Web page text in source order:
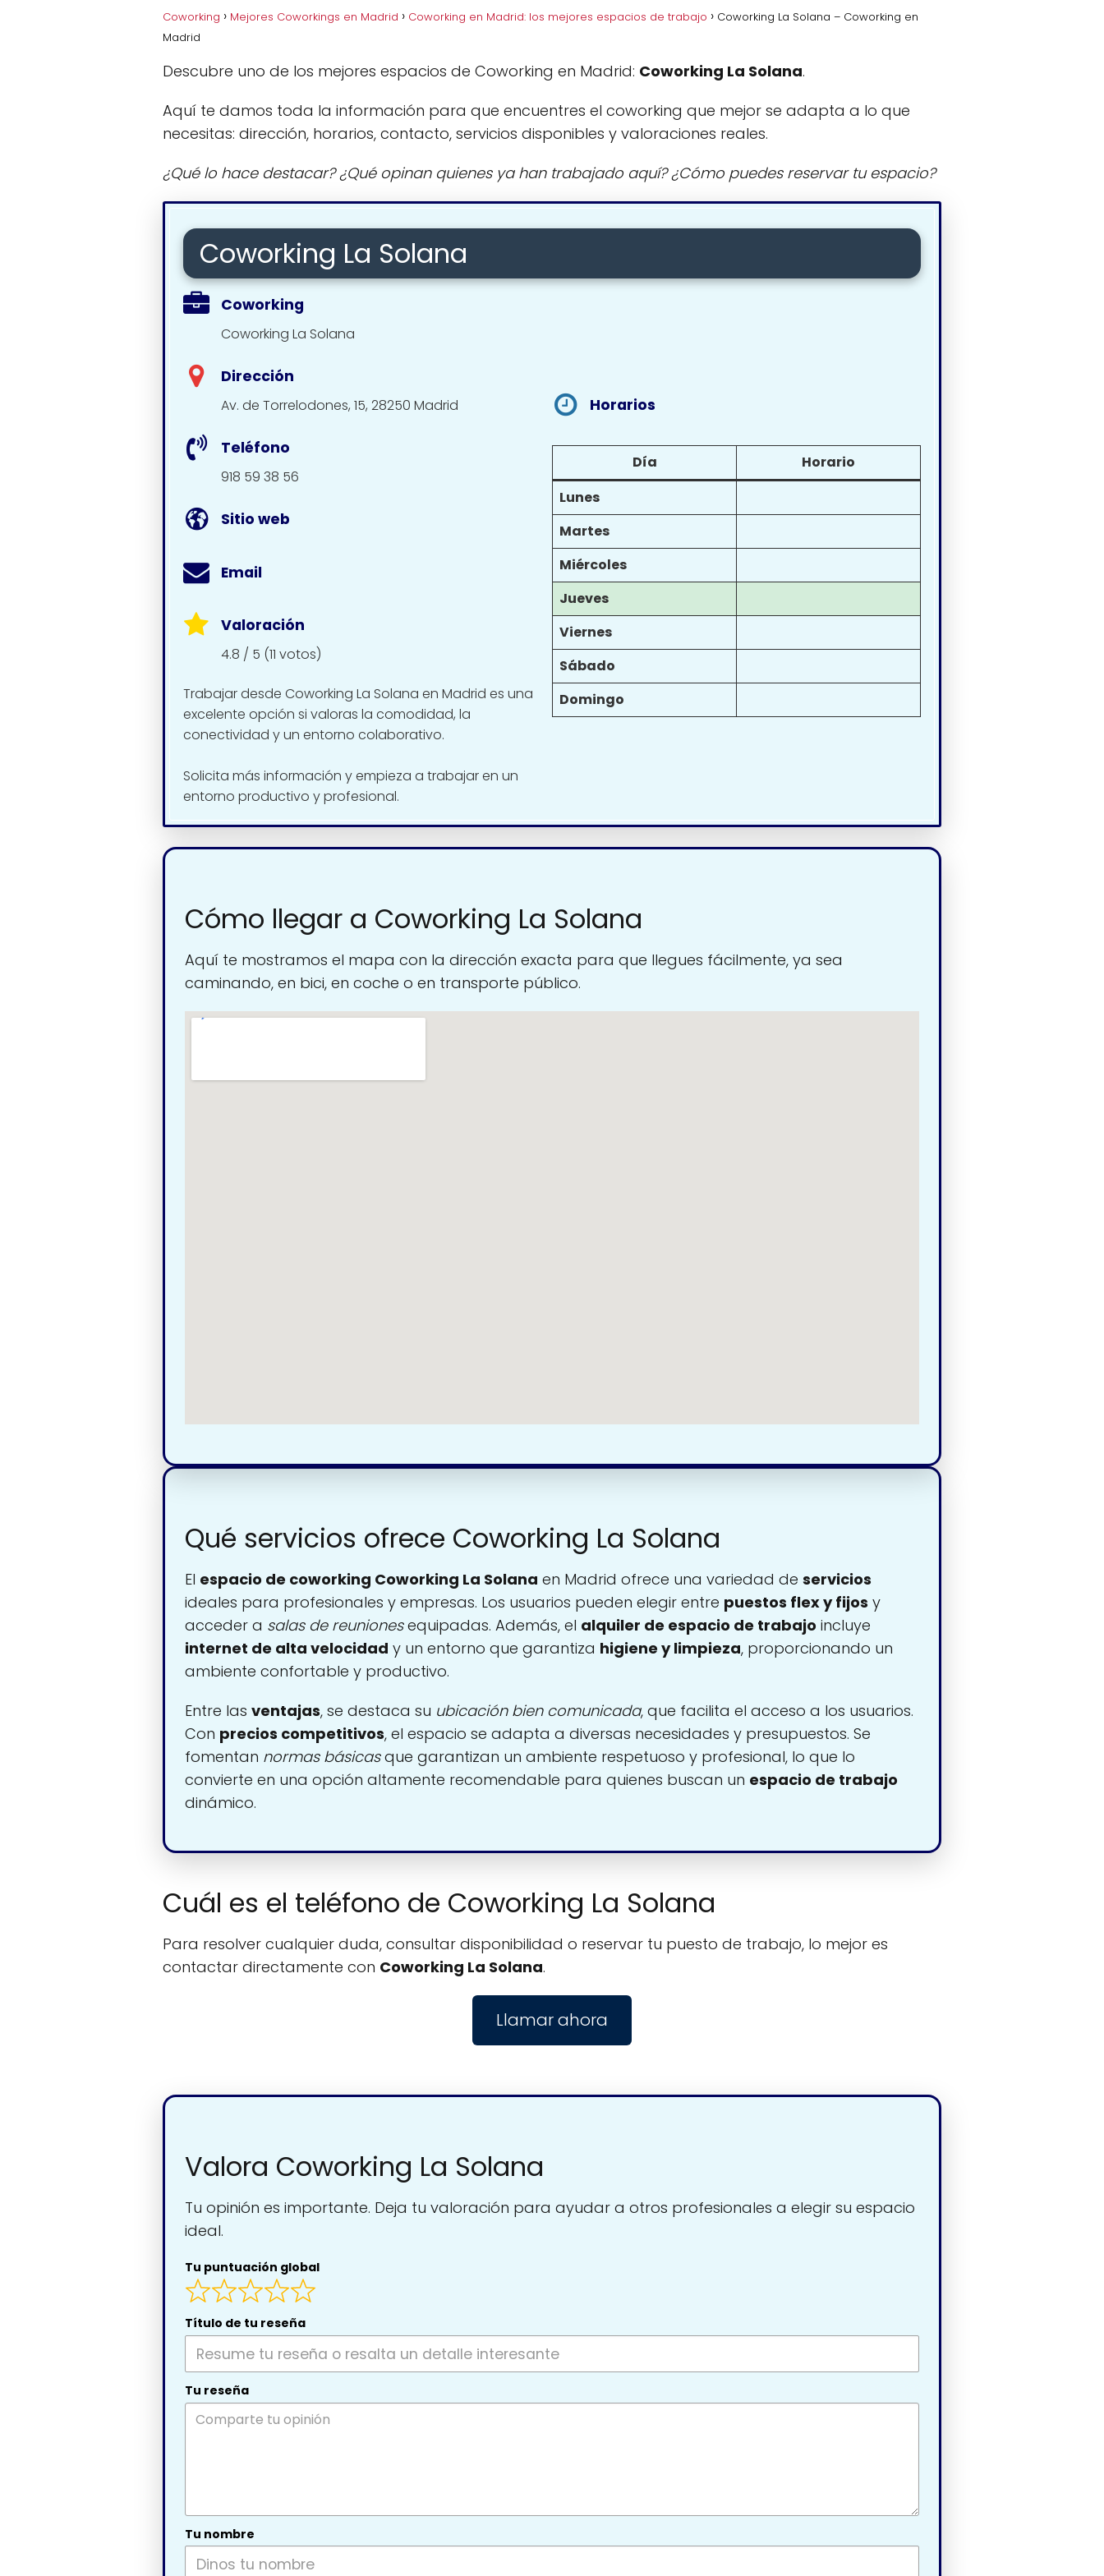
Coworking Mejores Coworkings en Madrid Coworking en Madrid: los mejores espacios de trabajo
Coworking La Solana – Coworking en
Madrid
Descubre uno de los mejores espacios de Coworking en Madrid: Coworking La Solana.
Aquí te damos toda la información para que encuentres el coworking que mejor se adapta a lo que
necesitas: dirección, horarios, contacto, servicios disponibles y valoraciones reales.
¿Qué lo hace destacar? ¿Qué opinan quienes ya han trabajado aquí? ¿Cómo puedes reservar tu espacio?
Coworking La Solana
Coworking
Coworking La Solana
Dirección
Av. de Torrelodones, 15, 28250 Madrid
Teléfono
918 59 38 56
Sitio web
Email
Valoración
4.8 / 5 (11 votos)
Trabajar desde Coworking La Solana en Madrid es una
excelente opción si valoras la comodidad, la
conectividad y un entorno colaborativo.
Solicita más información y empieza a trabajar en un
entorno productivo y profesional.
Horarios
Día
Horario
Lunes
Martes
Miércoles
Jueves
Viernes
Sábado
Domingo
Cómo llegar a Coworking La Solana
Aquí te mostramos el mapa con la dirección exacta para que llegues fácilmente, ya sea
caminando, en bici, en coche o en transporte público.
Qué servicios ofrece Coworking La Solana
El espacio de coworking Coworking La Solana en Madrid ofrece una variedad de servicios
ideales para profesionales y empresas. Los usuarios pueden elegir entre puestos flex y fijos y
acceder a salas de reunionesequipadas. Además, el alquiler de espacio de trabajo incluye
internet de alta velocidad y un entorno que garantiza higiene y limpieza, proporcionando un
ambiente confortable y productivo.
Entre las ventajas, se destaca su ubicación bien comunicada, que facilita el acceso a los usuarios.
Con precios competitivos, el espacio se adapta a diversas necesidades y presupuestos. Se
fomentan normas básicasque garantizan un ambiente respetuoso y profesional, lo que lo
convierte en una opción altamente recomendable para quienes buscan un espacio de trabajo
dinámico.
Cuál es el teléfono de Coworking La Solana
Para resolver cualquier duda, consultar disponibilidad o reservar tu puesto de trabajo, lo mejor es
contactar directamente con Coworking La Solana.
Llamar ahora
Valora Coworking La Solana
Tu opinión es importante. Deja tu valoración para ayudar a otros profesionales a elegir su espacio
ideal.
Tu puntuación global
Título de tu reseña
Tu reseña
Tu nombre